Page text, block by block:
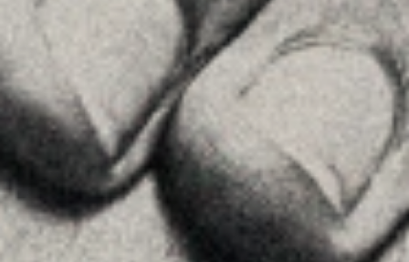
Advice
Insights
Contact
FOLLOW US
Linkedin